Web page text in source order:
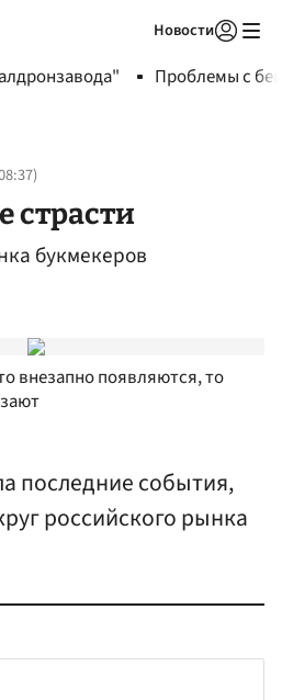
Новости
Проблемы с
)
страсти
букмекеров
внезапно появляются, то
последние события,
российского рынка